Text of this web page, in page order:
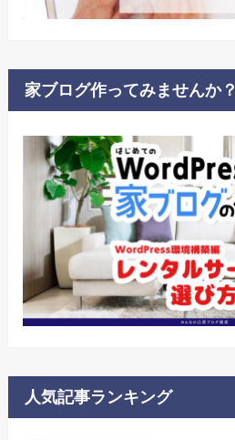
家ブログ作ってみませんか？
人気記事ランキング